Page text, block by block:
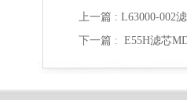
上一篇 : L63000-002
下一篇 : E55H滤芯